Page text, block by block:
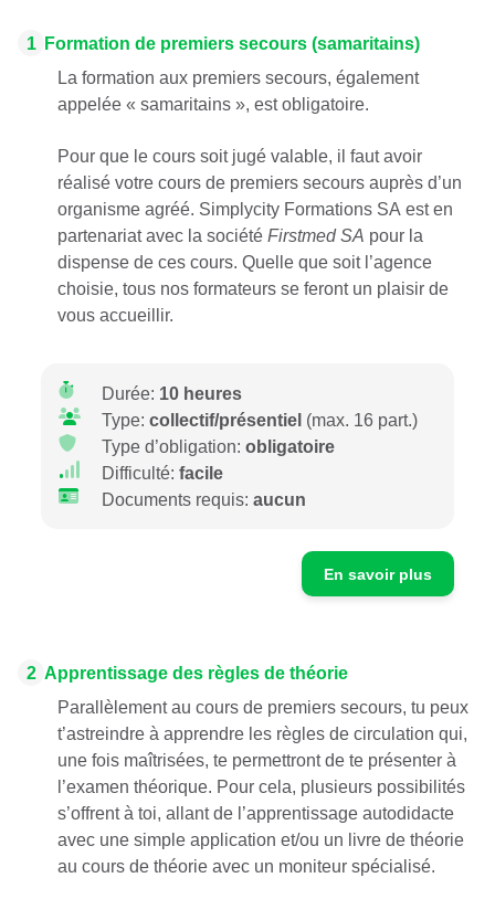
1 Formation de premiers secours (samaritains)
La formation aux premiers secours, également
appelée « samaritains », est obligatoire.
Pour que le cours soit jugé valable, il faut avoir
réalisé votre cours de premiers secours auprès d’un
organisme agréé. Simplycity Formations SA est en
partenariat avec la sociétéFirstmed SA pour la
dispense de ces cours. Quelle que soit l’agence
choisie, tous nos formateurs se feront un plaisir de
vous accueillir.
Durée: 10 heures
Type: collectif/présentiel(max. 16 part.)
Type d’obligation: obligatoire
Difficulté: facile
Documents requis: aucun
En savoir plus
2 Apprentissage des règles de théorie
Parallèlement au cours de premiers secours, tu peux
t’astreindre à apprendre les règles de circulation qui,
une fois maîtrisées, te permettront de te présenter à
l’examen théorique. Pour cela, plusieurs possibilités
s’offrent à toi, allant de l’apprentissage autodidacte
avec une simple application et/ou un livre de théorie
au cours de théorie avec un moniteur spécialisé.